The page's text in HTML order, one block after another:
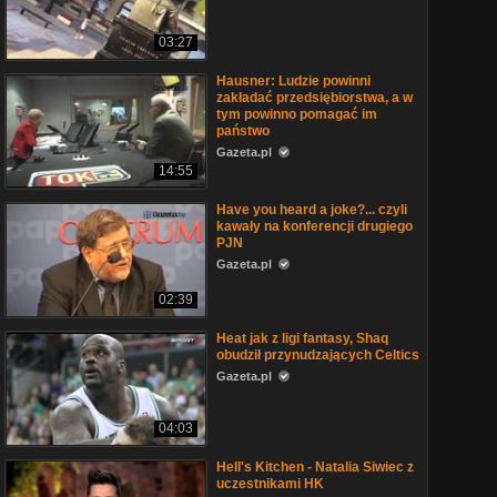
03:27
14:55
Hausner: Ludzie powinni
zakładać przedsiębiorstwa, a w
tym powinno pomagać im
państwo
Gazeta.pl
02:39
Have you heard a joke?... czyli
kawały na konferencji drugiego
PJN
Gazeta.pl
04:03
Heat jak z ligi fantasy, Shaq
obudził przynudzających Celtics
Gazeta.pl
Hell's Kitchen - Natalia Siwiec z
uczestnikami HK